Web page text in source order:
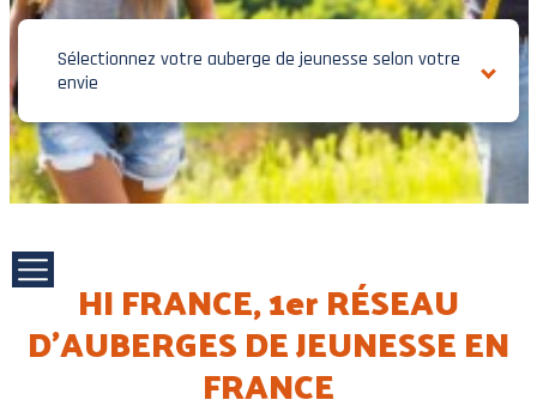
Sélectionnez votre auberge de jeunesse selon votre
envie
HI FRANCE, 1er RÉSEAU
D'AUBERGES DE JEUNESSE EN
FRANCE